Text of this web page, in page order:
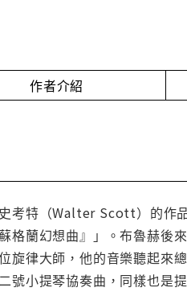
作者介紹
考特（Walter Scott）的作
格蘭幻想曲』」。布魯赫後
旋律大師，他的音樂聽起來
號小提琴協奏曲，同樣也是